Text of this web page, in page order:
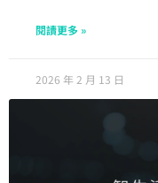
閱讀更多 »
2026 年 2 月 13 日